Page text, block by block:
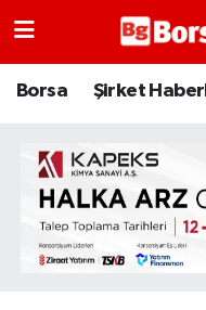
Borsa Şirket
Borsa
Emtia
Galeri